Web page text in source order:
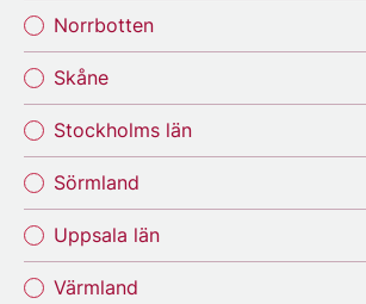
Norrbotten
Skåne
Stockholms län
Sörmland
Uppsala län
Värmland